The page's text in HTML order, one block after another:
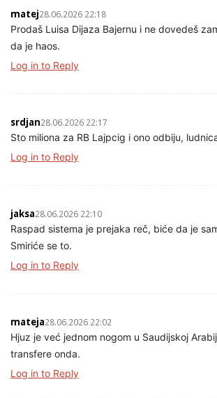
matej28.06.2026 22:18
Prodaš Luisa Dijaza Bajernu i ne dovedeš
da je haos.
Log in to Reply
srdjan28.06.2026 22:17
Sto miliona za RB Lajpcig i ono odbiju,
Log in to Reply
jaksa28.06.2026 22:10
Raspad sistema je prejaka reč, biće da je
Smiriće se to.
Log in to Reply
mateja28.06.2026 22:02
Hjuz je već jednom nogom u Saudijskoj
transfere onda.
Log in to Reply